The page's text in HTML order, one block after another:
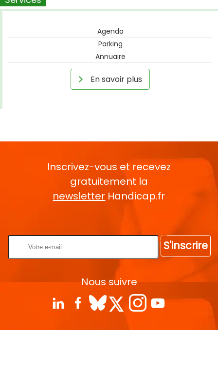
Agenda
Parking
Annuaire
En savoir plus
Inscrivez-vous et recevez
gratuitement la
newsletter Handicap.fr
S'inscrire
Nous suivre